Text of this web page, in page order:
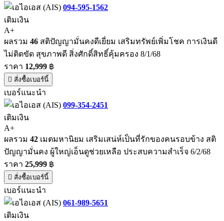
094-595-1562
เติมเงิน
A+
ผลรวม 46 สติปัญญามั่นคงดีเยี่ยม เสริมทรัพย์เพิ่มโชค การเงินดี
ไม่ติดขัด สุขภาพดี สิ่งศักดิ์สิทธิ์คุ้มครอง 8/1/68
ราคา 12,999 ฿
สั่งซื้อเบอร์นี้
เบอร์แนะนำ
099-354-2451
เติมเงิน
A+
ผลรวม 42 เมตมหานิยม เสริมเสน่ห์เป็นที่รักของคนรอบข้าง สติ
ปัญญามั่นคง ผู้ใหญ่เอ็นดูช่วยเหลือ ประสบความสำเร็จ 6/2/68
ราคา 25,999 ฿
สั่งซื้อเบอร์นี้
เบอร์แนะนำ
061-989-5651
เติมเงิน